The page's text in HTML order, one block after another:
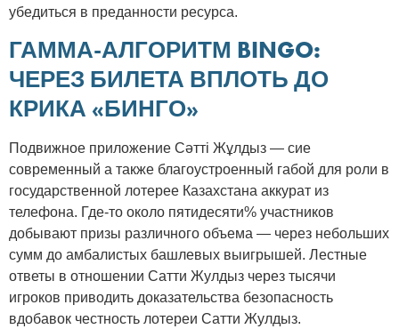
убедиться в преданности ресурса.
ГАММА-АЛГОРИТМ BINGO:
ЧЕРЕЗ БИЛЕТА ВПЛОТЬ ДО
КРИКА «БИНГО»
Подвижное приложение Сәтті Жұлдыз — сие
современный а также благоустроенный габой для роли в
государственной лотерее Казахстана аккурат из
телефона. Где-то около пятидесяти% участников
добывают призы различного объема — через небольших
сумм до амбалистых башлевых выигрышей. Лестные
ответы в отношении Сатти Жулдыз через тысячи
игроков приводить доказательства безопасность
вдобавок честность лотереи Сатти Жулдыз.